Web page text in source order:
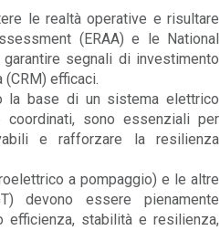
le realtà operative e risultare
(ERAA) e le National
segnali di investimento
efficaci.
la base di un sistema elettrico
coordinati, sono essenziali per
e rafforzare la resilienza
a pompaggio) e le altre
devono essere pienamente
stabilità e resilienza,